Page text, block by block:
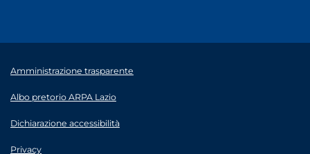
Amministrazione trasparente
Albo pretorio ARPA Lazio
Dichiarazione accessibilità
Privacy